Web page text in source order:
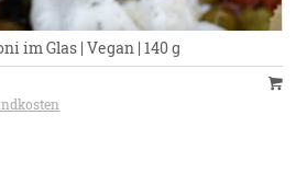
im Glas | Vegan | 140 g